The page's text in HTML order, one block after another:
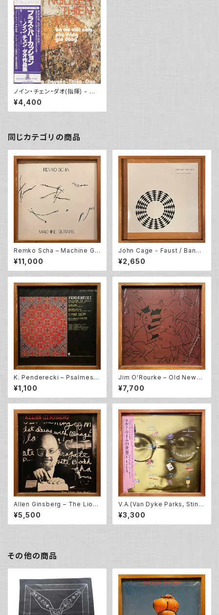
ノイン・チェン・ダオ(指揮) - ブラ
スとパーカッション〜ノイン・チ
ェン・ダオ作品集
¥4,400
同じカテゴリの商品
Remko Scha – Machine Gui
tars (LP)
¥11,000
John Cage - Faust / Band
Of Pain – Radio Music (10E
P)
¥2,650
K. Penderecki – Psalmes O
f David + Anaklasis + Sona
ta Per Cello E Orchestra +
Fluorescences + Stabat M
¥1,100
Jim O'Rourke – Old News
No. 6 (2LP)
¥7,700
Allen Ginsberg – The Lion
For Real (LP)
¥5,500
V.A.(Van Dyke Parks, Sting,
John Zorn, Lou Reed and o
thers) – Lost In The Stars
(The Music Of Kurt Weill)
¥3,300
その他の商品